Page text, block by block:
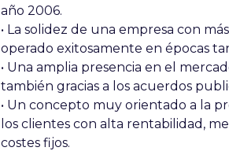
año 2006.
• La solidez de una empresa con
operado exitosamente en épocas
• Una amplia presencia en el
también gracias a los acuerdos
• Un concepto muy orientado a la
los clientes con alta rentabilidad,
costes fijos.